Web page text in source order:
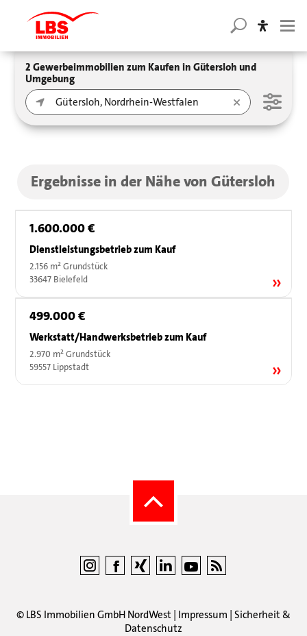
2 Gewerbeimmobilien zum Kaufen in Gütersloh und
Umgebung
Ergebnisse in der Nähe von Gütersloh
1.600.000 €
Dienstleistungsbetrieb zum Kauf
2.156 m² Grundstück
33647 Bielefeld
499.000 €
Werkstatt/Handwerksbetrieb zum Kauf
2.970 m² Grundstück
59557 Lippstadt
© LBS Immobilien GmbH NordWest | Impressum | Sicherheit &
Datenschutz